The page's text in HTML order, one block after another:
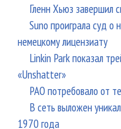
Гленн Хьюз завершил
Suno проиграла суд о
немецкому лицензиату
Linkin Park показал
«Unshatter»
РАО потребовало от
В сеть выложен
1970 года